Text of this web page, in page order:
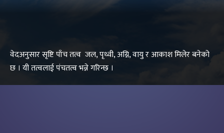
वेदअनुसार सृष्टि पाँच तत्व जल, पृथ्वी, अग्नि, वायु र आकाश मिलेर बनेको
छ । यी तत्वलाई पंचतत्व भन्ने गरिन्छ ।